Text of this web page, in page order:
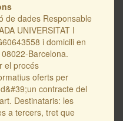
de dades Responsable
UNIVERSITAT I
i domicili en
Barcelona.
el procés
oferts per
contracte del
Destinataris: les
a tercers, tret que